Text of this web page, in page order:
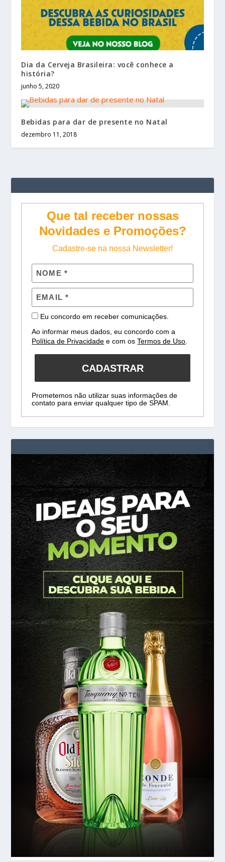
Dia da Cerveja Brasileira: você conhece a
história?
junho 5, 2020
Bebidas para dar de presente no Natal
dezembro 11, 2018
Que tal receber nossas
Novidades e Promoções?
Cadastre-se na nossa Newsletter!
Eu concordo em receber comunicações.
Ao informar meus dados, eu concordo com a
Política de Privacidade e com osTermos de Uso.
CADASTRAR
Prometemos não utilizar suas informações de
contato para enviar qualquer tipo de SPAM.